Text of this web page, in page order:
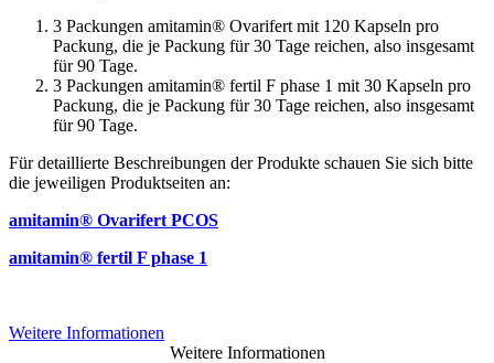
3 Packungen amitamin® Ovarifert mit 120 Kapseln pro
Packung, die je Packung für 30 Tage reichen, also insgesamt
für 90 Tage.
3 Packungen amitamin® fertil F phase 1 mit 30 Kapseln pro
Packung, die je Packung für 30 Tage reichen, also insgesamt
für 90 Tage.
Für detaillierte Beschreibungen der Produkte schauen Sie sich bitte
die jeweiligen Produktseiten an:
amitamin® Ovarifert PCOS
amitamin® fertil F phase 1
Weitere Informationen
Weitere Informationen